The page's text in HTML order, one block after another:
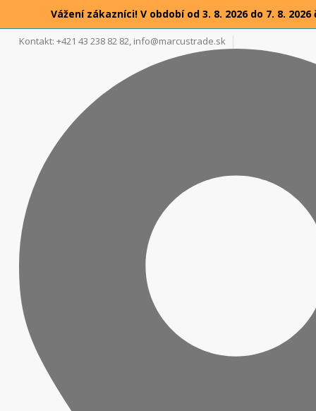
Vážení zákazníci! V období od 3. 8. 2026 do 7. 8.
Kontakt: +421 43 238 82 82, info@marcustrade.sk